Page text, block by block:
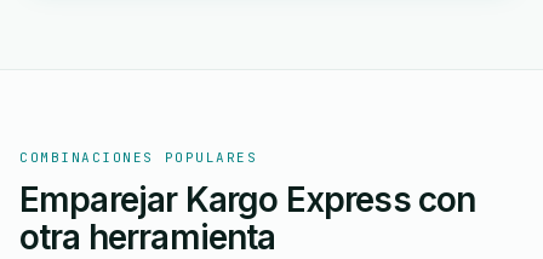
COMBINACIONES POPULARES
Emparejar Kargo Express con
otra herramienta